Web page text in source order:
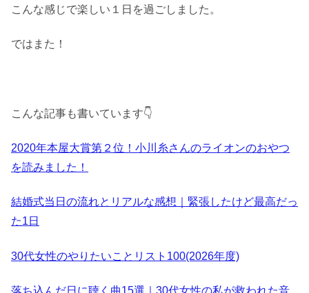
こんな感じで楽しい１日を過ごしました。
ではまた！
こんな記事も書いています👇
2020年本屋大賞第２位！小川糸さんのライオンのおやつ
を読みました！
結婚式当日の流れとリアルな感想｜緊張したけど最高だっ
た1日
30代女性のやりたいことリスト100(2026年度)